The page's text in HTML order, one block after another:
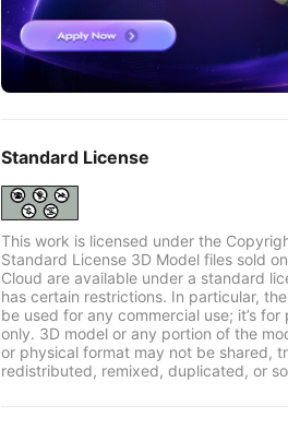
Standard License
This work is licensed under the
Standard License 3D Model files sold
Cloud are available under a standard
has certain restrictions. In particular,
be used for any commercial use; it’s for
only. 3D model or any portion of the
or physical format may not be shared,
redistributed, remixed, duplicated, or